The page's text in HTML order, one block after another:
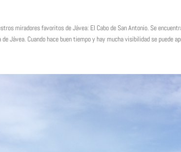
miradores favoritos de Jávea: El Cabo de San Antonio. Se
Jávea. Cuando hace buen tiempo y hay mucha visibilidad se puede